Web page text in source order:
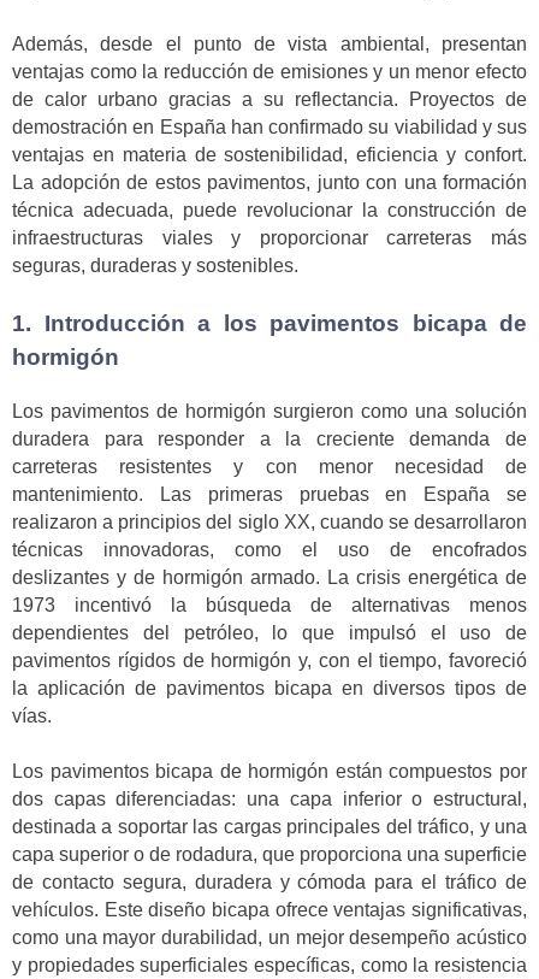
Además, desde el punto de vista ambiental, presentan
ventajas como la reducción de emisiones y un menor efecto
de calor urbano gracias a su reflectancia. Proyectos de
demostración en España han confirmado su viabilidad y sus
ventajas en materia de sostenibilidad, eficiencia y confort.
La adopción de estos pavimentos, junto con una formación
técnica adecuada, puede revolucionar la construcción de
infraestructuras viales y proporcionar carreteras más
seguras, duraderas y sostenibles.
1. Introducción a los pavimentos bicapa de
hormigón
Los pavimentos de hormigón surgieron como una solución
duradera para responder a la creciente demanda de
carreteras resistentes y con menor necesidad de
mantenimiento. Las primeras pruebas en España se
realizaron a principios del siglo XX, cuando se desarrollaron
técnicas innovadoras, como el uso de encofrados
deslizantes y de hormigón armado. La crisis energética de
1973 incentivó la búsqueda de alternativas menos
dependientes del petróleo, lo que impulsó el uso de
pavimentos rígidos de hormigón y, con el tiempo, favoreció
la aplicación de pavimentos bicapa en diversos tipos de
vías.
Los pavimentos bicapa de hormigón están compuestos por
dos capas diferenciadas: una capa inferior o estructural,
destinada a soportar las cargas principales del tráfico, y una
capa superior o de rodadura, que proporciona una superficie
de contacto segura, duradera y cómoda para el tráfico de
vehículos. Este diseño bicapa ofrece ventajas significativas,
como una mayor durabilidad, un mejor desempeño acústico
y propiedades superficiales específicas, como la resistencia